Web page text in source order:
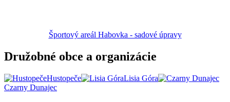
Športový areál Habovka - sadové úpravy
Družobné obce a organizácie
Hustopeče
Lisia Góra
Czarny Dunajec